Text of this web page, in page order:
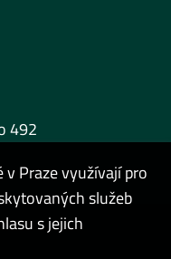
492
Praze využívají pro
služeb
s jejich